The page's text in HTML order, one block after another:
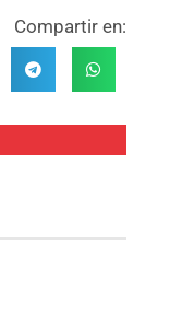
Compartir en: